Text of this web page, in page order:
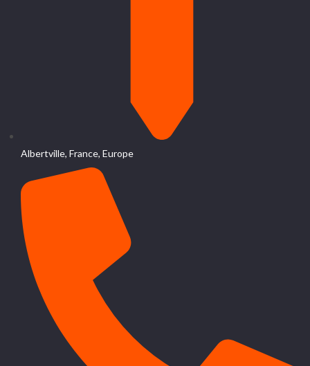
Albertville, France, Europe